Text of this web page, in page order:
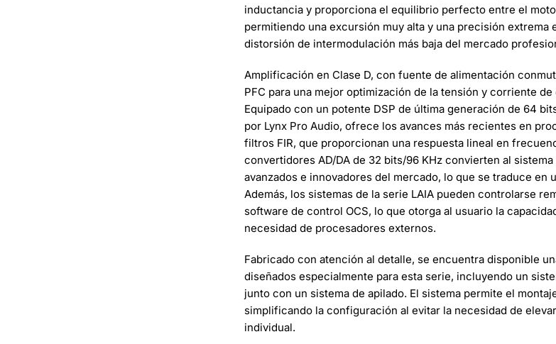
inductancia y proporciona el equilibrio perfecto entre el
permitiendo una excursión muy alta y una precisión extrema
distorsión de intermodulación más baja del mercado
Amplificación en Clase D, con fuente de alimentación
PFC para una mejor optimización de la tensión y corriente
Equipado con un potente DSP de última generación de 64
por Lynx Pro Audio, ofrece los avances más recientes en
filtros FIR, que proporcionan una respuesta lineal en
convertidores AD/DA de 32 bits/96 KHz convierten al
avanzados e innovadores del mercado, lo que se traduce en
Además, los sistemas de la serie LAIA pueden controlarse
software de control OCS, lo que otorga al usuario la
necesidad de procesadores externos.
Fabricado con atención al detalle, se encuentra disponible
diseñados especialmente para esta serie, incluyendo un
junto con un sistema de apilado. El sistema permite el
simplificando la configuración al evitar la necesidad de
individual.